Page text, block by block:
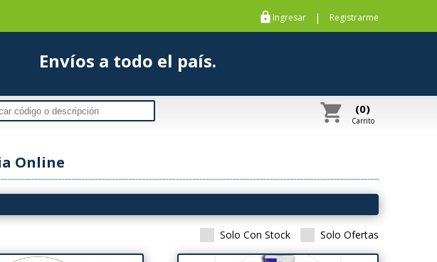
https Ingresar | Registrarme
Envíos a todo el país.
shopping_cart (0)
Carrito
Online
Solo Con Stock Solo Ofertas